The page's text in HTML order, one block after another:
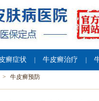
癣症状 牛皮癣治疗
> 牛皮癣预防